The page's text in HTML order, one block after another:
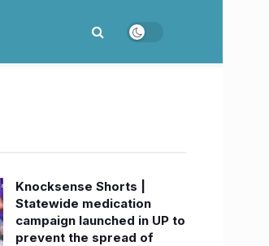
Knocksense Shorts |
Statewide medication
campaign launched in UP to
prevent the spread of